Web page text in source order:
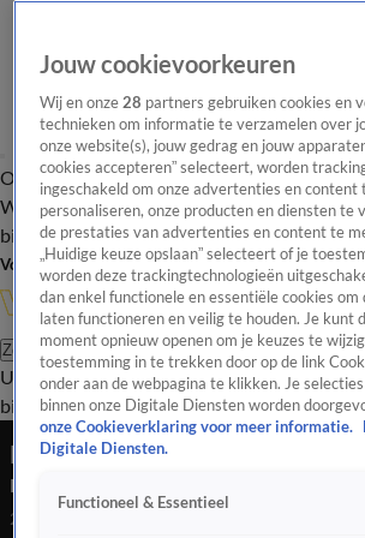
Overzicht Onze programma's Uitzendingen Onze
WandelgangenInterviewsUitzending
bijwonenPodcastShopVeelgestelde vragen
Volg Vandaag Inside
Zoeken
UitzendingenVandaag InsideDe
bijwonen
Rico Verhoeven in bezwaar
me die wedstrijd uitvechten'
24 mei 2026, 09:09
Jouw cookievoorkeuren
Wij en onze28 partners gebruiken cookies en
technieken om informatie te verzamelen over
onze website(s), jouw gedrag en jouw
cookies accepteren” selecteert, worden
ingeschakeld om onze advertenties en content
personaliseren, onze producten en diensten te
de prestaties van advertenties en content te
„Huidige keuze opslaan” selecteert of je
worden deze trackingtechnologieën
dan enkel functionele en essentiële cookies
laten functioneren en veilig te houden. Je kunt
moment opnieuw openen om je keuzes te
toestemming in te trekken door op de link
onder aan de webpagina te klikken. Je selecties
binnen onze Digitale Diensten worden
onze Cookieverklaring voor meer informatie.
Digitale Diensten.
Functioneel & Essentieel